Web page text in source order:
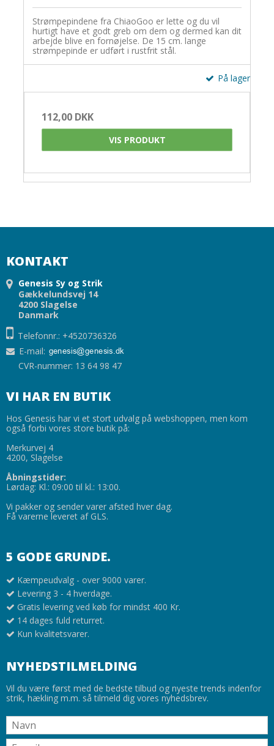
Strømpepindene fra ChiaoGoo er lette og du vil
hurtigt have et godt greb om dem og dermed kan dit
arbejde blive en fornøjelse. De 15 cm. lange
strømpepinde er udført i rustfrit stål.
På lager
112,00 DKK
VIS PRODUKT
KONTAKT
Genesis Sy og Strik
Gækkelundsvej 14
4200 Slagelse
Danmark
Telefonnr.: +4520736326
E-mail:
CVR-nummer: 13 64 98 47
VI HAR EN BUTIK
Hos Genesis har vi et stort udvalg på webshoppen, men kom
også forbi vores store butik på:
Merkurvej 4
4200, Slagelse
Åbningstider:
Lørdag: Kl.: 09:00 til kl.: 13:00.
Vi pakker og sender varer afsted hver dag.
Få varerne leveret af GLS.
5 GODE GRUNDE.
Kæmpeudvalg - over 9000 varer.
Levering 3 - 4 hverdage.
Gratis levering ved køb for mindst 400 Kr.
14 dages fuld returret.
Kun kvalitetsvarer.
NYHEDSTILMELDING
Vil du være først med de bedste tilbud og nyeste trends indenfor
strik, hækling m.m. så tilmeld dig vores nyhedsbrev.